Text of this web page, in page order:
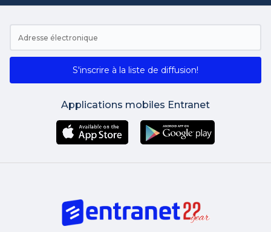
S'inscrire à la liste de diffusion!
Applications mobiles Entranet